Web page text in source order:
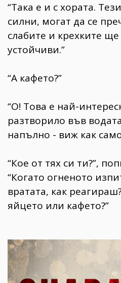
“Така е и с хората.
силни, могат да се
слабите и крехките
устойчиви.”
“А кафето?”
“О! Това е най-
разтворило във
напълно - виж как
“Кое от тях си ти?”,
“Когато огненото
вратата, как
яйцето или кафето?”